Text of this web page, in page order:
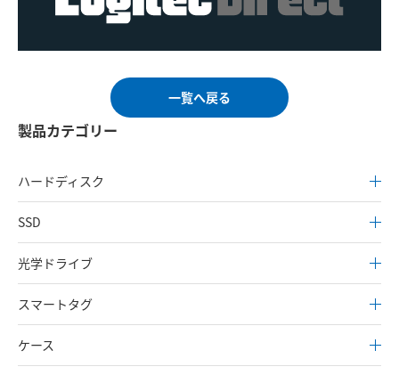
一覧へ戻る
製品カテゴリー
ハードディスク
SSD
光学ドライブ
スマートタグ
ケース